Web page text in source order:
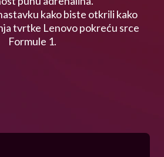
kako biste otkrili kako
tvrtke Lenovo pokreću srce
Formule 1.